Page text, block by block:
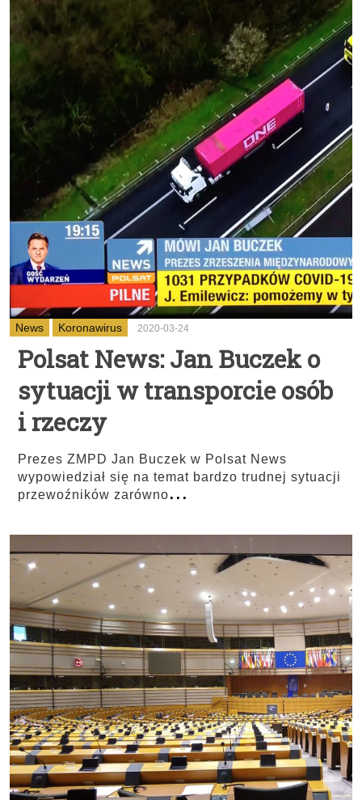
News Koronawirus 2020-03-24
Polsat News: Jan Buczek o
sytuacji w transporcie osób
i rzeczy
Prezes ZMPD Jan Buczek w Polsat News
wypowiedział się na temat bardzo trudnej sytuacji
przewoźników zarówno...